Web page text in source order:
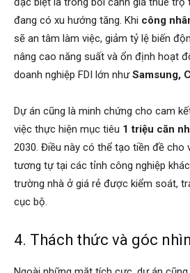
đang có xu hướng tăng. Khi công
sẽ an tâm làm việc, giảm tỷ lệ biến
nâng cao năng suất và ổn định hoạt
doanh nghiệp FDI lớn nhưSamsung,
Dự án cũng là minh chứng cho cam
việc thực hiện mục tiêu 1 triệu căn
2030. Điều này có thể tạo tiền đề cho
tương tự tại các tỉnh công nghiệp
trường nhà ở giá rẻ được kiểm soát,
cục bộ.
4. Thách thức và góc